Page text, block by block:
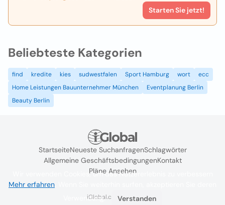
Starten Sie jetzt!
Beliebteste Kategorien
find kredite kies sudwestfalen Sport Hamburg wort
ecc
Home Leistungen Bauunternehmer München
Eventplanung Berlin
Beauty Berlin
StartseiteNeueste SuchanfragenSchlagwörter
Allgemeine GeschäftsbedingungenKontakt
Pläne Ansehen
iGlobal.co @ 2024
Wir verwenden Cookies, um das Nutzererlebnis zu verbessern
Mehr erfahren
Verwendung.
Verstanden